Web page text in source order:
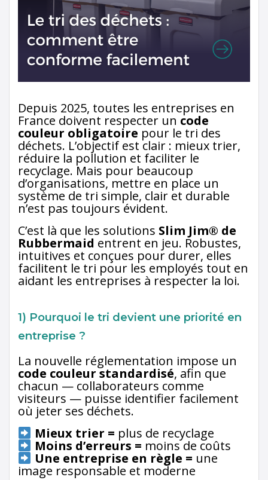
Depuis 2025, toutes les entreprises en
France doivent respecter un code
couleur obligatoire pour le tri des
déchets. L’objectif est clair : mieux trier,
réduire la pollution et faciliter le
recyclage. Mais pour beaucoup
d’organisations, mettre en place un
système de tri simple, clair et durable
n’est pas toujours évident.
C’est là que les solutions Slim Jim® de
Rubbermaid entrent en jeu. Robustes,
intuitives et conçues pour durer, elles
facilitent le tri pour les employés tout en
aidant les entreprises à respecter la loi.
1) Pourquoi le tri devient une priorité en
entreprise ?
La nouvelle réglementation impose un
code couleur standardisé, afin que
chacun — collaborateurs comme
visiteurs — puisse identifier facilement
où jeter ses déchets.
Mieux trier = plus de recyclage
Moins d’erreurs = moins de coûts
Une entreprise en règle = une
image responsable et moderne